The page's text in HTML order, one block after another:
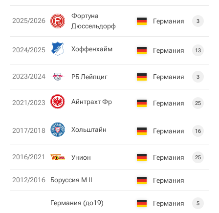
2025/2026
Фортуна
Дюссельдорф
Германия 3
2024/2025 Хоффенхайм Германия 13
2023/2024 РБ Лейпциг Германия 3
2021/2023 Айнтрахт Фр Германия 25
2017/2018 Хольштайн Германия 16
2016/2021 Унион Германия 25
2012/2016 Боруссия М II Германия
Германия (до19) Германия 5